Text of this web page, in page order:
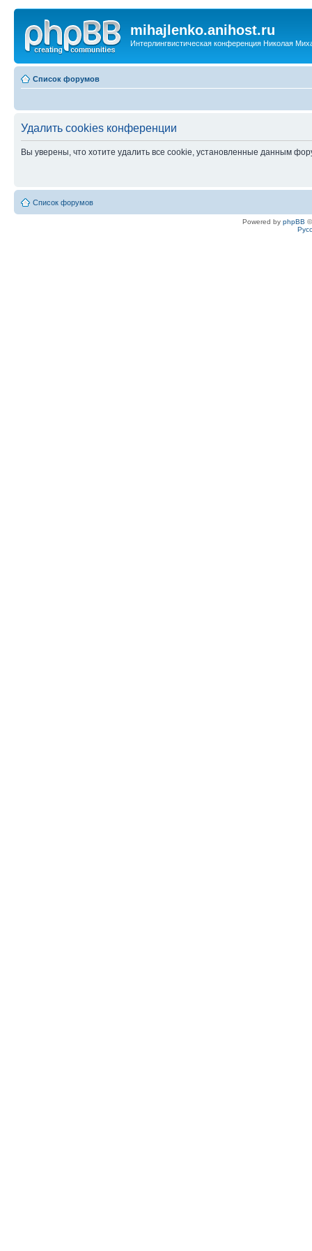
mihajlenko.anihost.ru
Интерлингвистическая конференция Николая
Список форумов
Удалить cookies конференции
Вы уверены, что хотите удалить все cookie, установленные данным
Список форумов
Powered by phpBB